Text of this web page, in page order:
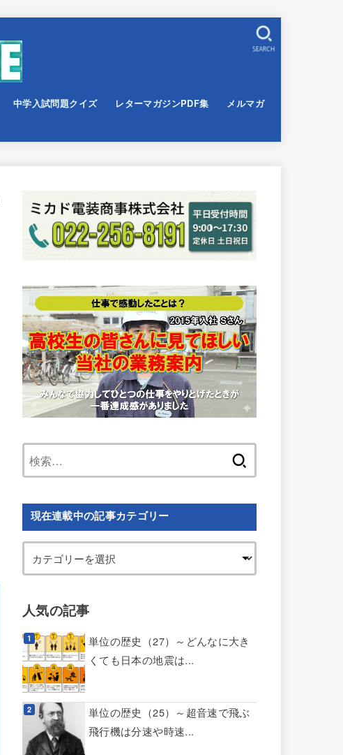
中学入試問題クイズ レターマガジンPDF集 メルマガ
SEARCH
現在連載中の記事カテゴリー
人気の記事
単位の歴史（27）～どんなに大き
くても日本の地震は...
単位の歴史（25）～超音速で飛ぶ
飛行機は分速や時速...